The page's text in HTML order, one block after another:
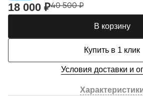
18 000 ₽40 500 ₽
В корзину
Купить в 1 клик
Условия доставки и